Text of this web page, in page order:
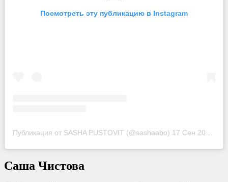
Посмотреть эту публикацию в Instagram
Публикация от SASHA PUSTOVIT (@sashaabo) 17 Сен 2019 в 11:36 PDT
Саша Чистова